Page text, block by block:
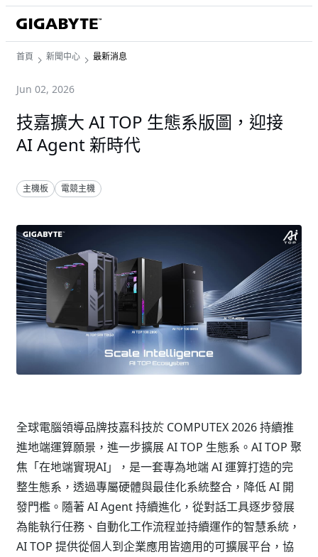
首頁 新聞中心 最新消息
Jun 02, 2026
技嘉擴大 AI TOP 生態系版圖，迎接
AI Agent 新時代
主機板 電競主機
全球電腦領導品牌技嘉科技於 COMPUTEX 2026 持續推
進地端運算願景，進一步擴展 AI TOP 生態系。AI TOP 聚
焦「在地端實現AI」，是一套專為地端 AI 運算打造的完
整生態系，透過專屬硬體與最佳化系統整合，降低 AI 開
發門檻。隨著 AI Agent 持續進化，從對話工具逐步發展
為能執行任務、自動化工作流程並持續運作的智慧系統，
AI TOP 提供從個人到企業應用皆適用的可擴展平台，協